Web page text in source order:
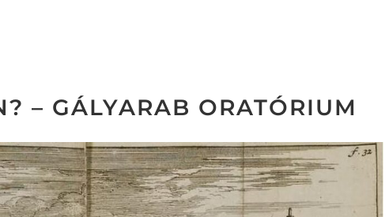
– GÁLYARAB ORATÓRIUM